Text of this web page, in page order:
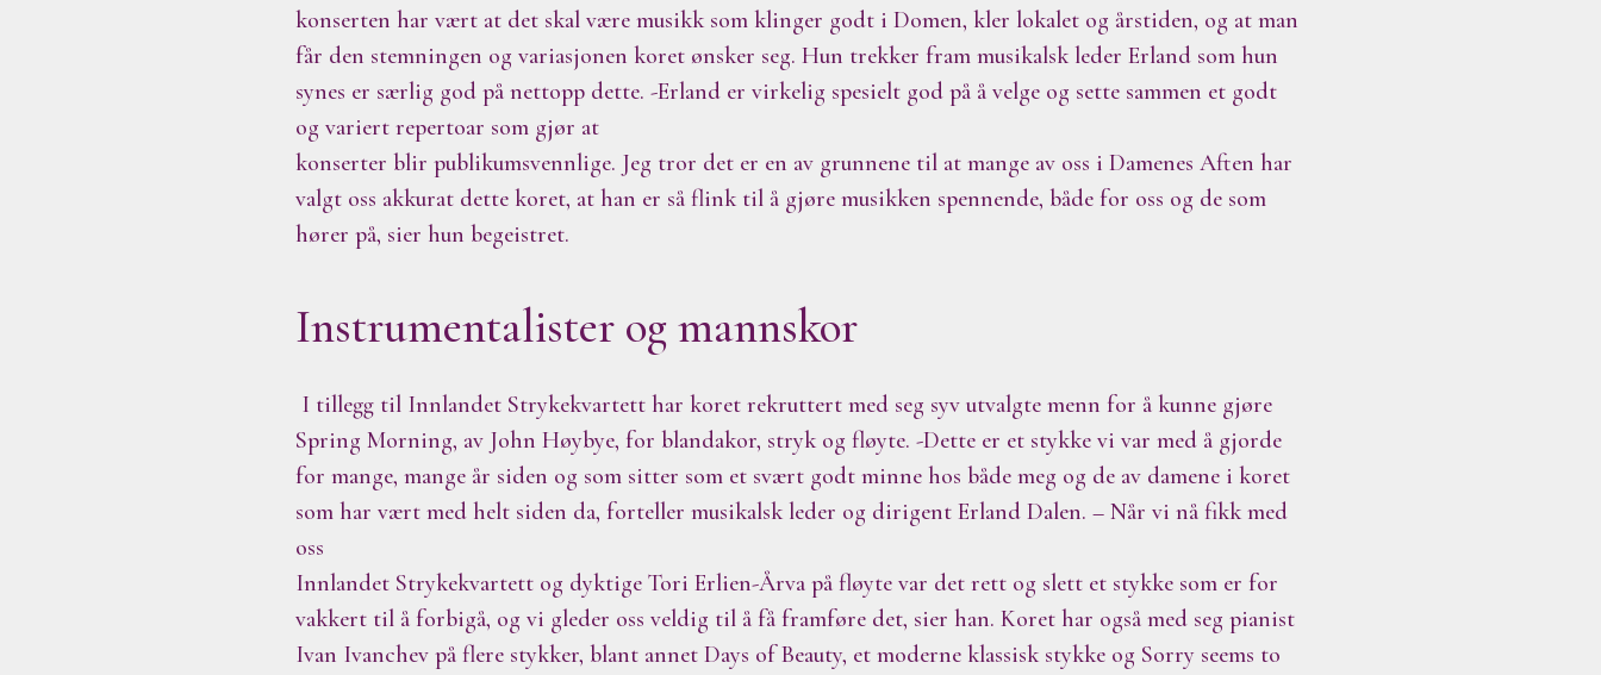
konserten har vært at det skal være musikk som klinger godt i Domen, kler lokalet og årstiden, og at man
får den stemningen og variasjonen koret ønsker seg. Hun trekker fram musikalsk leder Erland som hun
synes er særlig god på nettopp dette. -Erland er virkelig spesielt god på å velge og sette sammen et godt
og variert repertoar som gjør at
konserter blir publikumsvennlige. Jeg tror det er en av grunnene til at mange av oss i Damenes Aften har
valgt oss akkurat dette koret, at han er så flink til å gjøre musikken spennende, både for oss og de som
hører på, sier hun begeistret.
Instrumentalister og mannskor
I tillegg til Innlandet Strykekvartett har koret rekruttert med seg syv utvalgte menn for å kunne gjøre
Spring Morning, av John Høybye, for blandakor, stryk og fløyte. -Dette er et stykke vi var med å gjorde
for mange, mange år siden og som sitter som et svært godt minne hos både meg og de av damene i koret
som har vært med helt siden da, forteller musikalsk leder og dirigent Erland Dalen. – Når vi nå fikk med
oss
Innlandet Strykekvartett og dyktige Tori Erlien-Årva på fløyte var det rett og slett et stykke som er for
vakkert til å forbigå, og vi gleder oss veldig til å få framføre det, sier han. Koret har også med seg pianist
Ivan Ivanchev på flere stykker, blant annet Days of Beauty, et moderne klassisk stykke og Sorry seems to